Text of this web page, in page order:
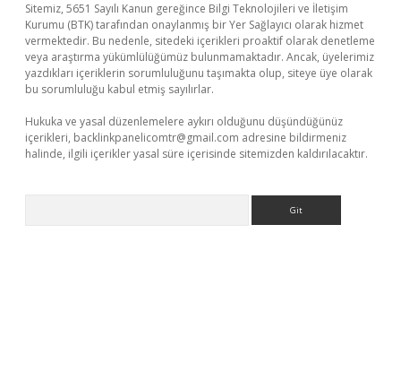
Sitemiz, 5651 Sayılı Kanun gereğince Bilgi Teknolojileri ve İletişim
Kurumu (BTK) tarafından onaylanmış bir Yer Sağlayıcı olarak hizmet
vermektedir. Bu nedenle, sitedeki içerikleri proaktif olarak denetleme
veya araştırma yükümlülüğümüz bulunmamaktadır. Ancak, üyelerimiz
yazdıkları içeriklerin sorumluluğunu taşımakta olup, siteye üye olarak
bu sorumluluğu kabul etmiş sayılırlar.
Hukuka ve yasal düzenlemelere aykırı olduğunu düşündüğünüz
içerikleri, backlinkpanelicomtr@gmail.com adresine bildirmeniz
halinde, ilgili içerikler yasal süre içerisinde sitemizden kaldırılacaktır.